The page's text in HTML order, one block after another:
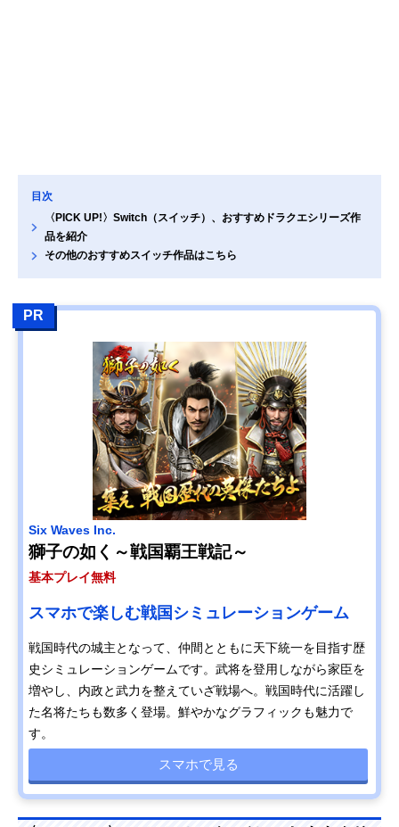
目次
〈PICK UP!〉Switch（スイッチ）、おすすめドラクエシリーズ作
品を紹介
その他のおすすめスイッチ作品はこちら
PR
Six Waves Inc.
獅子の如く～戦国覇王戦記～
基本プレイ無料
スマホで楽しむ戦国シミュレーションゲーム
戦国時代の城主となって、仲間とともに天下統一を目指す歴
史シミュレーションゲームです。武将を登用しながら家臣を
増やし、内政と武力を整えていざ戦場へ。戦国時代に活躍し
た名将たちも数多く登場。鮮やかなグラフィックも魅力で
す。
スマホで見る